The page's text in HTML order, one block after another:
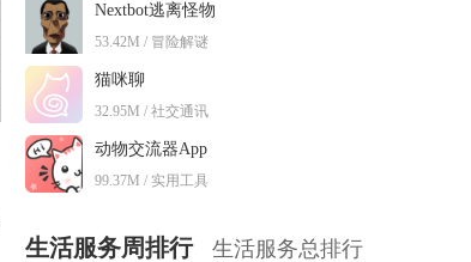
Nextbot逃离怪物
53.42M / 冒险解谜
猫咪聊
32.95M / 社交通讯
动物交流器App
99.37M / 实用工具
生活服务周排行 生活服务总排行